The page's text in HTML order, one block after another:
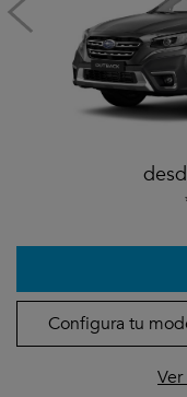
Configura tu